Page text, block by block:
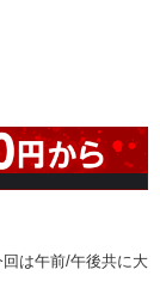
は午前/午後共に大